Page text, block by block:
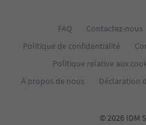
FAQ Contactez-nous
Politique de confidentialité
Politique relative aux
À propos de nous
Déclaration
© 2026 IDM